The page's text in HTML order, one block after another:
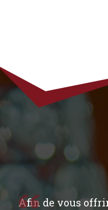
Afin de vous